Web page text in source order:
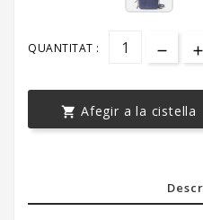
QUANTITAT :
 Afegir a la cistella